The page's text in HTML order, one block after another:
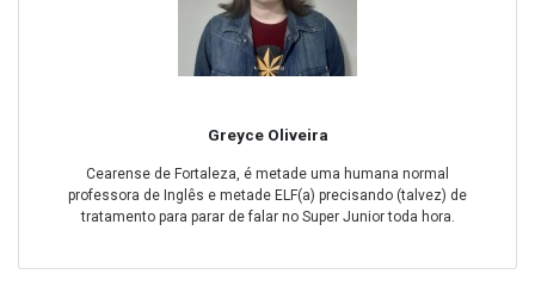
Greyce Oliveira
Cearense de Fortaleza, é metade uma humana normal
professora de Inglês e metade ELF(a) precisando (talvez) de
tratamento para parar de falar no Super Junior toda hora.